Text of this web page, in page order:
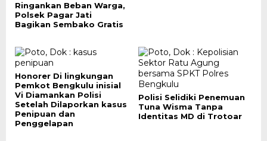
Ringankan Beban Warga,
Polsek Pagar Jati
Bagikan Sembako Gratis
Honorer Di lingkungan
Pemkot Bengkulu inisial
Vi Diamankan Polisi
Setelah Dilaporkan kasus
Penipuan dan
Penggelapan
Polisi Selidiki Penemuan
Tuna Wisma Tanpa
Identitas MD di Trotoar